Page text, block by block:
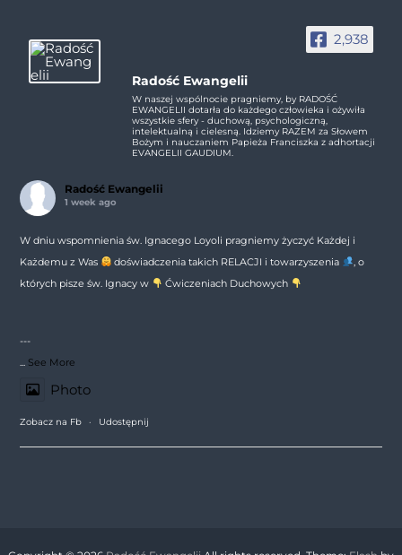
2,938
Radość Ewangelii
W naszej wspólnocie pragniemy, by RADOŚĆ
EWANGELII dotarła do każdego człowieka i ożywiła
wszystkie sfery - duchową, psychologiczną,
intelektualną i cielesną. Idziemy RAZEM za Słowem
Bożym i nauczaniem Papieża Franciszka z adhortacji
EVANGELII GAUDIUM.
Radość Ewangelii
1 week ago
W dniu wspomnienia św. Ignacego Loyoli pragniemy życzyć Każdej i
Każdemu z Was
doświadczenia takich RELACJI i towarzyszenia
, o
których pisze św. Ignacy w
Ćwiczeniach Duchowych
---
... See More
Photo
Zobacz na Fb · Udostępnij